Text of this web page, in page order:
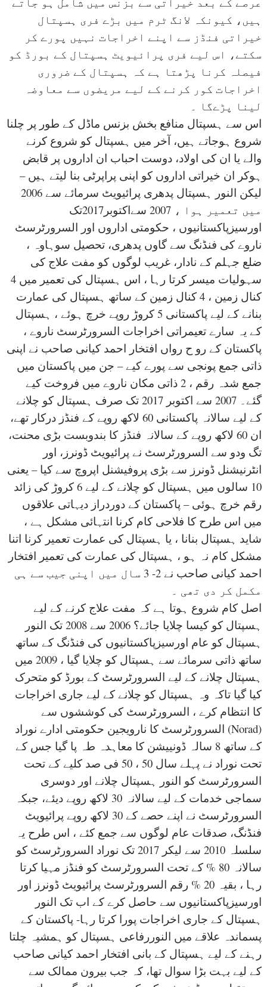
ہیں، کیونکہ لانگ ٹرم میں بڑے فری ہسپتال
خیراتی فنڈز سے اپنے اخراجات نہیں پورے کر
سکتے، اس لیے فری پرائیویٹ ہسپتال کے بورڈ کو
فیصلہ کرنا پڑھتا ہے کہ ہسپتال کے ضروری
اخراجات کور کرنے کے لیے مریضوں سے معاوضہ
لینا پڑےگا ۔
اس سے ہسپتال منافع بخش بزنس ماڈل کے طور پر چلنا
شروع ہوجاتے ہیں، آخر میں ہسپتال کو شروع کرنے
والے یا ان کی اولاد، دوست احباب ان اداروں پر قابض
ہوکر ان خیراتی اداروں کو اپنی پراپرٹی بنا لیتے ہیں –
لیکن النور ہسپتال پدھری پرائیویٹ سرمائے سے 2006
میں تعمیر ہوا ، 2007 سےاکتوبر2017تک
اورسیزپاکستانیوں ، حکومتی اداروں اور السرورٹرسٹ
ناروے کی فنڈنگ سے گاوں پدھری، تحصیل سوہاوہ ،
ضلع جہلم کے نادار، غریب لوگوں کو مفت علاج کی
سہولیات میسر کرتا رہا ، اس ہسپتال کی تعمیر میں 4
کنال زمین ، 4 کنال زمین کے ساتھ ہسپتال کی عمارت
بنانے کے لیے پاکستانی 5 کروڑ روپے خرچ ہوئے ، ہسپتال
کے یہ سارے تعیمراتی اخراجات السرورٹرسٹ ناروے ،
پاکستان کے رو ح رواں افتخار احمد کیانی صاحب نے اپنی
ذاتی جمع پونجی سے پورے کیے – جن میں پاکستان میں
جمع شدہ رقم ، 2 ذاتی مکان ناروے میں فروخت کیے
گئے۔ 2007 سے اکتوبر 2017 تک صرف ہسپتال کو چلانے
کے لیے سالانہ پاکستانی 60 لاکھ روپے کے فنڈز درکار تھے،
ان 60 لاکھ روپے کے سالانہ فنڈز کا بندوبست بڑی محنت،
تگ ودو سے السرورٹرسٹ نے پرائیویٹ ڈونرز، اور
انٹرنیشنل ڈونرز سے بڑی پروفیشنل اپروچ سے کیا – یعنی
10 سالوں میں ہسپتال کو چلانے کے لیے 6 کروڑ کی زائد
رقم خرچ ہوئی – پاکستان کے دوردراز دیہاتی علاقوں
میں اس طرح کا فلاحی کام کرنا انتہائی مشکل ہے ،
شاید ہسپتال بنانا ، یا ہسپتال کی عمارت تعمیر کرنا اتنا
مشکل کام نہ ہو ، ہسپتال کی عمارت کی تعمیر افتخار
احمد کیانی صاحب نے 2- 3 سال میں اپنی جیب سے ہی
مکمل کر دی تھی ۔
اصل کام شروع ہوتا ہے کہ مفت علاج کرنے کے لیے
ہسپتال کو کیسا چلایا جائے؟ 2006 سے 2008 تک النور
ہسپتال کو عام اورسیزپاکستانیوں کی فنڈنگ کے ساتھ
ساتھ ذاتی سرمائے سے ہسپتال کو چلایا گیا ، 2009 میں
ہسپتال چلانے کے لیے السرورٹرسٹ کے بورڈ کو متحرک
کیا گیا تاکہ وہ ہسپتال کو چلانے کے لیے جاری اخراجات
کا انتظام کرے ، السرورٹرسٹ کی کوششوں سے
السرورٹرسٹ کا نارویجین حکومتی ادارے نوراد (Norad)
کے ساتھ 8 سالہ ڈونییشن کا معاہدہ طہ پا گیا جس کے
تحت نوراد نے پہلے سال 50 ، 50 فی صد کلیے کے تحت
السرورٹرسٹ کو النور ہسپتال چلانے اور دوسری
سماجی خدمات کے لیے سالانہ 30 لاکھ روپے دیئے، جبکہ
السرورٹرسٹ نے اپنے حصے کے 30 لاکھ روپے پرائیویٹ
فنڈنگ، صدقات عام لوگوں سے جمع کئے ، اس طرح یہ
سلسلہ 2010 سے لیکر 2017 تک نوراد السرورٹرسٹ کو
سالانہ 80 % کے تحت السرورٹرسٹ کو فنڈز مہیا کرتا
رہا ، بقیہ 20 % رقم السرورٹرسٹ پرائیویٹ ڈونرز اور
اورسیزپاکستانیوں سے حاصل کرے کے اب تک النور
ہسپتال کے جاری اخراجات پورا کرتا رہا- پاکستان کے
پسماندہ علاقے میں النوررفاعی ہسپتال کو ہمشیہ چلتا
رہنے کے لیے ہسپتال کے بانی افتخار احمد کیانی صاحب
کے لیے بہت بڑا سوال تھا، کہ جب بیرون ممالک سے